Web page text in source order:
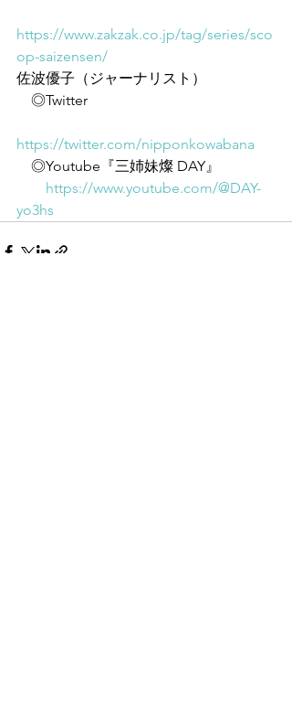
https://www.zakzak.co.jp/tag/series/sco
op-saizensen/
佐波優子（ジャーナリスト）
◎Twitter
https://twitter.com/nipponkowabana
◎Youtube『三姉妹燦 DAY』
https://www.youtube.com/@DAY-
yo3hs